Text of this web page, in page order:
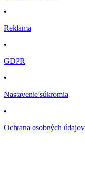
•
Reklama
•
GDPR
•
Nastavenie súkromia
•
Ochrana osobných údajov